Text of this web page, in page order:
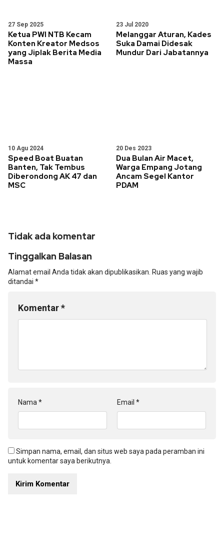
27 Sep 2025
Ketua PWI NTB Kecam
Konten Kreator Medsos
yang Jiplak Berita Media
Massa
23 Jul 2020
Melanggar Aturan, Kades
Suka Damai Didesak
Mundur Dari Jabatannya
10 Agu 2024
Speed Boat Buatan
Banten, Tak Tembus
Diberondong AK 47 dan
MSC
20 Des 2023
Dua Bulan Air Macet,
Warga Empang Jotang
Ancam Segel Kantor
PDAM
Tidak ada komentar
Tinggalkan Balasan
Alamat email Anda tidak akan dipublikasikan. Ruas yang wajib
ditandai *
Komentar*
Nama * Email *
Simpan nama, email, dan situs web saya pada peramban ini
untuk komentar saya berikutnya.